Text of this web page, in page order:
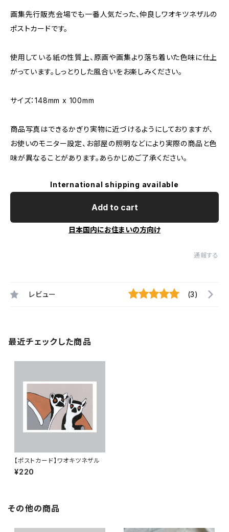
画集先行販売会場でも一番人気だった、仲良しワオキツネザルの
ポストカードです。
使用している紙の性質上、原画や画集より落ち着いた色味に仕上
がっています。しっとりした風合いをお楽しみください。
サイズ：148mm x 100mm
商品写真はできるかぎり実物に近づけるようにしておりますが、
お使いのモニター設定、お部屋の照明などにより実際の商品と色
味が異なることがあります。あらかじめご了承ください。
International shipping available
Add to cart
日本国内にお住まいの方向け
通報する
レビュー (3)
最近チェックした商品
【ポストカード】ワオキツネザル
¥220
その他の商品